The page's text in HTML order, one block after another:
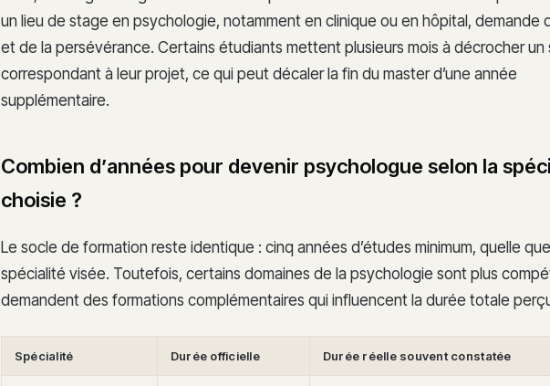
un lieu de stage en psychologie, notamment en clinique ou en hôpital, demande
et de la persévérance. Certains étudiants mettent plusieurs mois à décrocher un
correspondant à leur projet, ce qui peut décaler la fin du master d’une année
supplémentaire.
Combien d’années pour devenir psychologue selon la
choisie ?
Le socle de formation reste identique : cinq années d’études minimum, quelle
spécialité visée. Toutefois, certains domaines de la psychologie sont plus
demandent des formations complémentaires qui influencent la durée totale
Spécialité Durée officielle Durée réelle souvent constatée